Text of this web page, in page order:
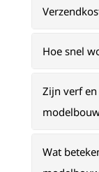
Hoe snel
Zijn verf
Wat